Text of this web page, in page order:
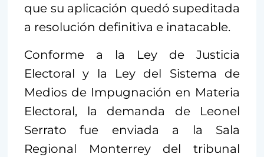
que su aplicación quedó supeditada
a resolución definitiva e inatacable.
Conforme a la Ley de Justicia
Electoral y la Ley del Sistema de
Medios de Impugnación en Materia
Electoral, la demanda de Leonel
Serrato fue enviada a la Sala
Regional Monterrey del tribunal